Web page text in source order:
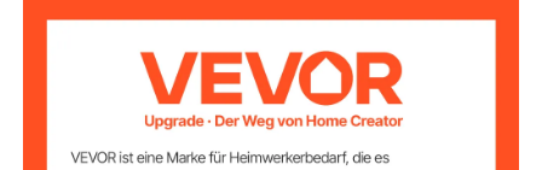
Pferdestärken 2 HP
49 L (13 Gallonen)
Geräuschpegel ≤ 63 dB